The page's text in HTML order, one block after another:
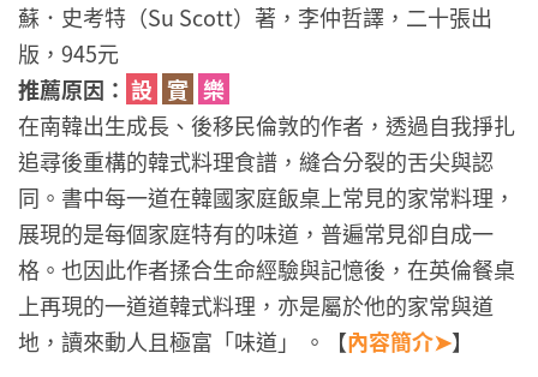
蘇．史考特（Su Scott）著，李仲哲譯，二十張出
版，945元
推薦原因： 設 實 樂
在南韓出生成長、後移民倫敦的作者，透過自我掙扎
追尋後重構的韓式料理食譜，縫合分裂的舌尖與認
同。書中每一道在韓國家庭飯桌上常見的家常料理，
展現的是每個家庭特有的味道，普遍常見卻自成一
格。也因此作者揉合生命經驗與記憶後，在英倫餐桌
上再現的一道道韓式料理，亦是屬於他的家常與道
地，讀來動人且極富「味道」 。【內容簡介➤】